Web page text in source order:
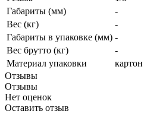
Габариты (мм)
-
Вес (кг)
-
Габариты в упаковке (мм) -
Вес брутто (кг)
-
Материал упаковки
картон
Отзывы
Отзывы
Нет оценок
Оставить отзыв